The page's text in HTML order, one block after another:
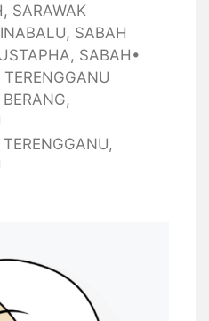
SARAWAK
SABAH
SABAH•